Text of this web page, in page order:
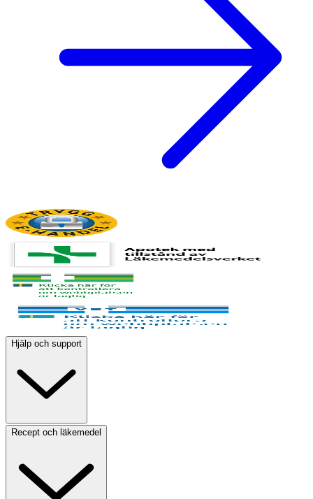
Hjälp och support
Recept och läkemedel